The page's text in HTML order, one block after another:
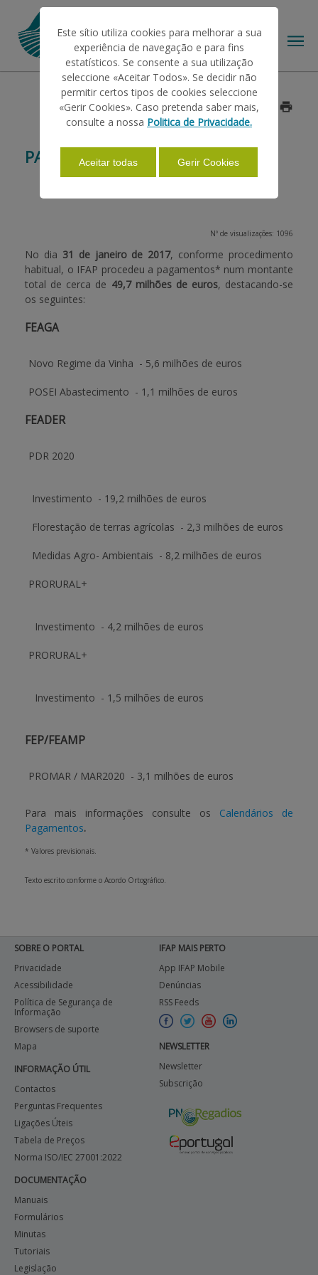
AJUDAS/APOIOS
INFORMAÇÕES
ESTATÍSTICAS
PAGAMENTOS
PAGAMENTOS JANEIRO 2017
Data: 2017/01/31
Nº de visualizações: 1096
No dia 31 de janeiro de 2017, conforme procedimento
habitual, o IFAP procedeu a pagamentos* num montante
total de cerca de 49,7 milhões de euros, destacando-se
os seguintes:
FEAGA
Novo Regime da Vinha - 5,6 milhões de euros
POSEI Abastecimento - 1,1 milhões de euros
FEADER
PDR 2020
Investimento - 19,2 milhões de euros
Florestação de terras agrícolas - 2,3 milhões de euros
Medidas Agro- Ambientais - 8,2 milhões de euros
PRORURAL+
Investimento - 4,2 milhões de euros
PRORURAL+
Investimento - 1,5 milhões de euros
FEP/FEAMP
PROMAR / MAR2020 - 3,1 milhões de euros
Para mais informações consulte os Calendários de
Pagamentos.
* Valores previsionais.
Texto escrito conforme o Acordo Ortográfico.
SOBRE O PORTAL
Privacidade
Acessibilidade
Política de Segurança de
Informação
Browsers de suporte
Mapa
INFORMAÇÃO ÚTIL
Contactos
Perguntas Frequentes
Ligações Úteis
Tabela de Preços
Norma ISO/IEC 27001:2022
DOCUMENTAÇÃO
Manuais
Formulários
Minutas
Tutoriais
Legislação
IFAP MAIS PERTO
App IFAP Mobile
Denúncias
RSS Feeds
NEWSLETTER
Newsletter
Subscrição
Este sítio utiliza cookies para melhorar a sua
experiência de navegação e para fins
estatísticos. Se consente a sua utilização
seleccione «Aceitar Todos». Se decidir não
permitir certos tipos de cookies seleccione
«Gerir Cookies». Caso pretenda saber mais,
consulte a nossa Politica de Privacidade.
Aceitar todas Gerir Cookies